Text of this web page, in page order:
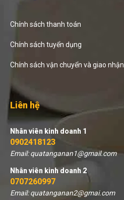
Chính sách thanh toán
Chính sách tuyển dụng
Chính sách vận chuyển và giao nhận
Liên hệ
Nhân viên kinh doanh 1
0902418123
Email: quatanganan1@gmail.com
Nhân viên kinh doanh 2
0707260997
Email: quatanganan2@gmai.com